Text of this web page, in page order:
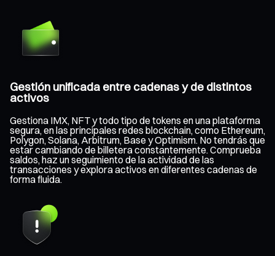
Gestión unificada entre cadenas y de distintos
activos
Gestiona IMX, NFT y todo tipo de tokens en una plataforma
segura, en las principales redes blockchain, como Ethereum,
Polygon, Solana, Arbitrum, Base y Optimism. No tendrás que
estar cambiando de billetera constantemente. Comprueba
saldos, haz un seguimiento de la actividad de las
transacciones y explora activos en diferentes cadenas de
forma fluida.